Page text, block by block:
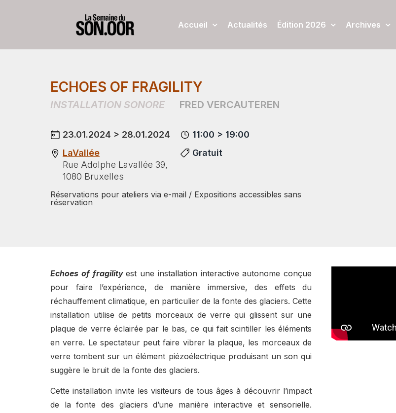
Accueil Actualités Édition 2026 Archives
ECHOES OF FRAGILITY
INSTALLATION SONORE FRED VERCAUTEREN
23.01.2024 > 28.01.2024
LaVallée
Rue Adolphe Lavallée 39,
1080 Bruxelles
11:00 > 19:00
Gratuit
Réservations pour ateliers via e-mail / Expositions accessibles sans
réservation
Echoes of fragilityest une installation interactive autonome conçue
pour faire l’expérience, de manière immersive, des effets du
réchauffement climatique, en particulier de la fonte des glaciers. Cette
installation utilise de petits morceaux de verre qui glissent sur une
plaque de verre éclairée par le bas, ce qui fait scintiller les éléments
en verre. Le spectateur peut faire vibrer la plaque, les morceaux de
verre tombent sur un élément piézoélectrique produisant un son qui
suggère le bruit de la fonte des glaciers.
Cette installation invite les visiteurs de tous âges à découvrir l’impact
de la fonte des glaciers d’une manière interactive et sensorielle.